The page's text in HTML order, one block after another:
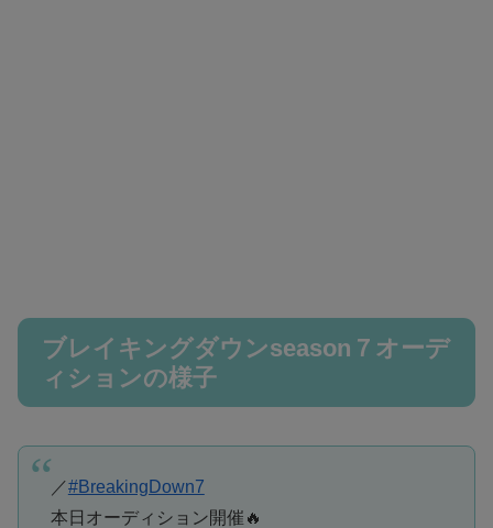
ブレイキングダウンseason７オーデ
ィションの様子
／#BreakingDown7
本日オーディション開催🔥